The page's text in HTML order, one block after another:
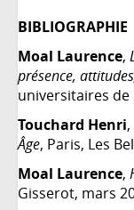
BIBLIOGRAPHIE
Moal Laurence,
présence,
universitaires de
Touchard Henri,
Âge, Paris, Les
Moal Laurence,
Gisserot, mars